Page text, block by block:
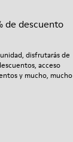
de descuento
disfrutarás de
acceso
y mucho, mucho